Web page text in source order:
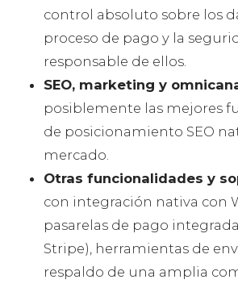
control absoluto sobre los
proceso de pago y la
responsable de ellos.
SEO, marketing y
posiblemente las mejores
de posicionamiento SEO
mercado.
Otras funcionalidades y
con integración nativa con
pasarelas de pago
Stripe), herramientas de
respaldo de una amplia